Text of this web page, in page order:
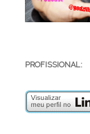
PROFISSIONAL: